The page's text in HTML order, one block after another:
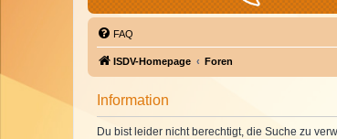
FAQ
ISDV-Homepage Foren
Information
Du bist leider nicht berechtigt, die Suche zu